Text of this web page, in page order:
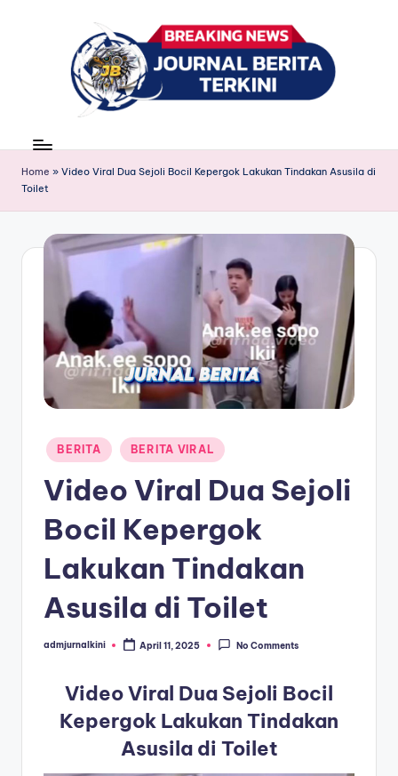
r
n
a
ri
news
Home » Video Viral Dua Sejoli Bocil Kepergok Lakukan Tindakan Asusila di
Toilet
Posted
in
BERITA BERITA VIRAL
Video Viral Dua Sejoli
Bocil Kepergok
Lakukan Tindakan
Asusila di Toilet
Posted
admjurnalkini April 11, 2025 No Comments
Video Viral Dua Sejoli Bocil
Kepergok Lakukan Tindakan
Asusila di Toilet